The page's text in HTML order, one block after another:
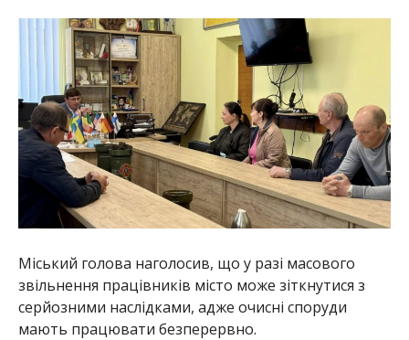
Міський голова наголосив, що у разі масового
звільнення працівників місто може зіткнутися з
серйозними наслідками, адже очисні споруди
мають працювати безперервно.